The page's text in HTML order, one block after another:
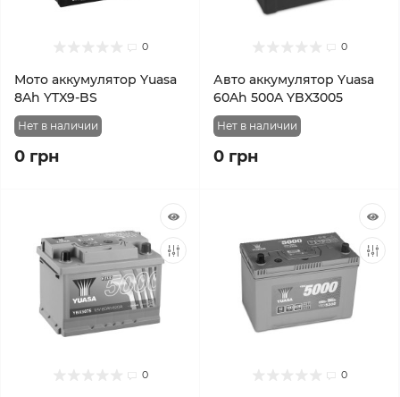
0
Мото аккумулятор Yuasa
8Ah YTX9-BS
Нет в наличии
0 грн
0
Авто аккумулятор Yuasa
60Ah 500A YBX3005
Нет в наличии
0 грн
0 0